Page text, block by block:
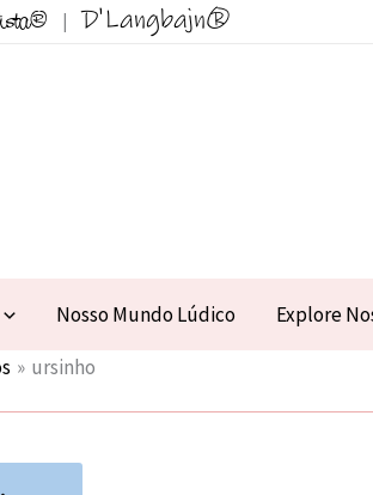
| D'Langbajn®
Nosso Mundo Lúdico
Explore
ursinho